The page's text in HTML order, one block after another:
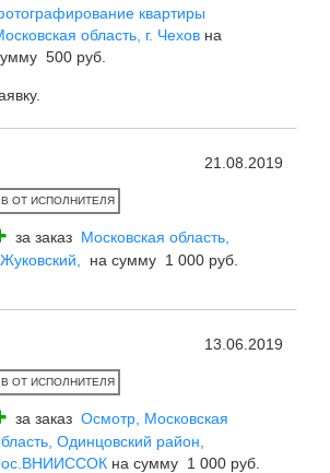
квартиры
область, г. Чехов на
500 руб.
21.08.2019
ОТ ИСПОЛНИТЕЛЯ
за заказ Московская область,
на сумму 1 000 руб.
13.06.2019
ОТ ИСПОЛНИТЕЛЯ
за заказ Осмотр, Московская
Одинцовский район,
на сумму 1 000 руб.